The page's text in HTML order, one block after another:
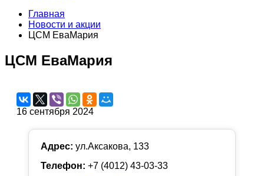
Главная
Новости и акции
ЦСМ ЕваМария
ЦСМ ЕваМария
16 сентября 2024
Адрес: ул.Аксакова, 133
Телефон: +7 (4012) 43-03-33